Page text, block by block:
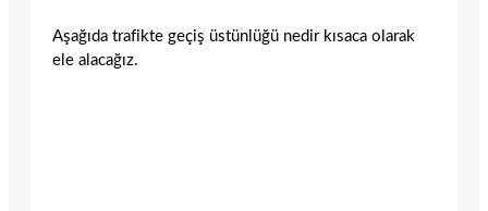
Aşağıda trafikte geçiş üstünlüğü nedir kısaca olarak
ele alacağız.